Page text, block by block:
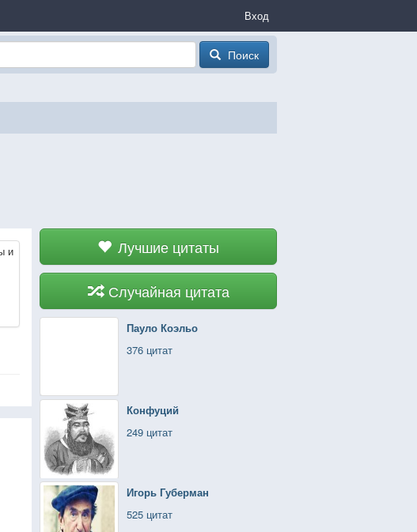
Вход
Поиск
Лучшие цитаты
Случайная цитата
Пауло Коэльо
376 цитат
Конфуций
249 цитат
Игорь Губерман
525 цитат